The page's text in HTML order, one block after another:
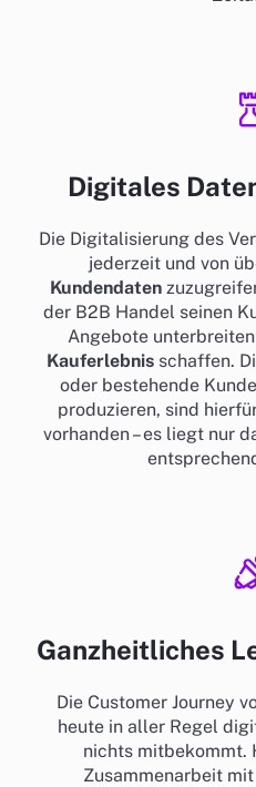
Digitales
Die Digitalisierung des
jederzeit und von
Kundendaten
der B2B Handel seinen
Angebote
Kauferlebnis schaffen.
oder bestehende
produzieren, sind
vorhanden – es liegt nur
Ganzheitliches
Die Customer Journey
heute in aller Regel
nichts mitbekommt.
Zusammenarbeit